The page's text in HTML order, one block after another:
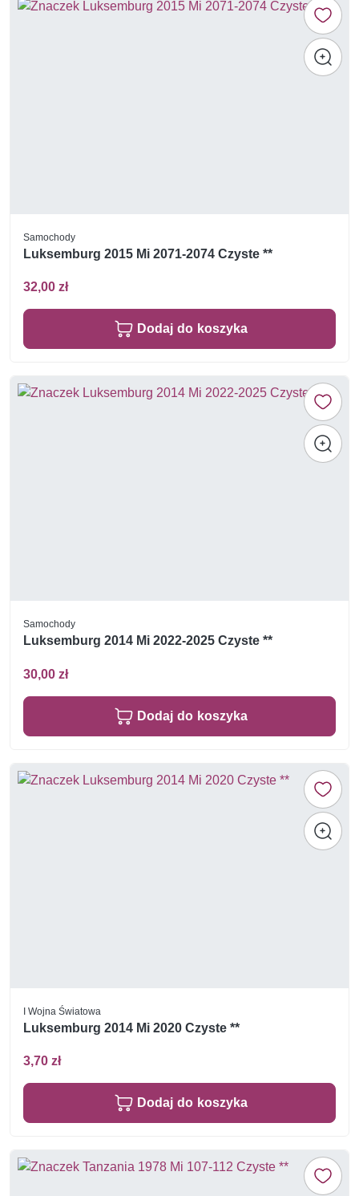
Samochody
Luksemburg 2015 Mi 2071-2074 Czyste **
32,00 zł
Dodaj do koszyka
Samochody
Luksemburg 2014 Mi 2022-2025 Czyste **
30,00 zł
Dodaj do koszyka
I Wojna Światowa
Luksemburg 2014 Mi 2020 Czyste **
3,70 zł
Dodaj do koszyka